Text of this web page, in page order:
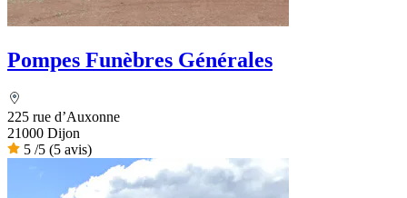
Pompes Funèbres Générales
225 rue d’Auxonne
21000 Dijon
5 /5 (5 avis)